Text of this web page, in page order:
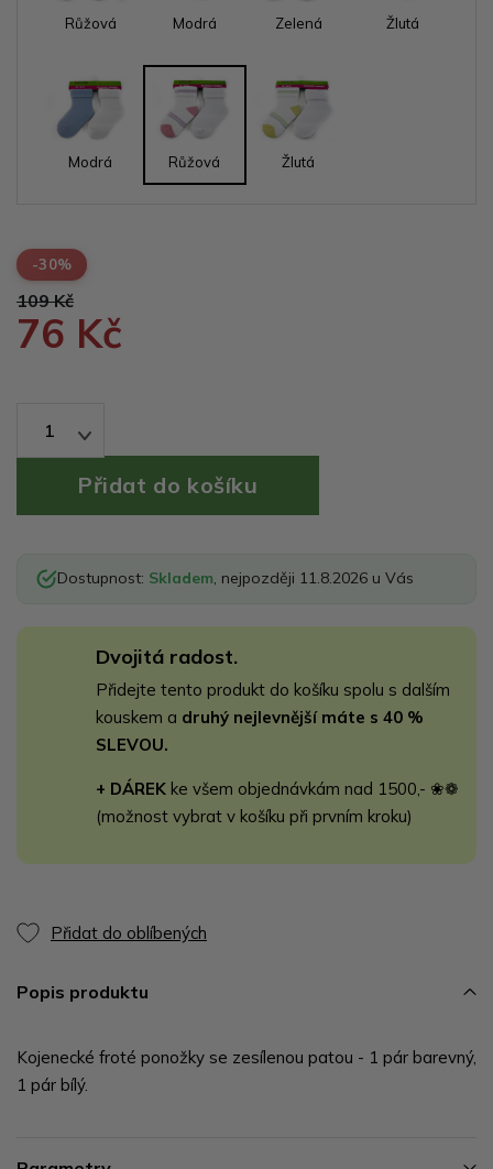
Růžová Modrá Zelená Žlutá
Modrá Růžová Žlutá
-30%
109 Kč
76 Kč
1
Dostupnost: Skladem, nejpozději 11.8.2026 u Vás
Dvojitá radost.
Přidejte tento produkt do košíku spolu s dalším
kouskem a druhý nejlevnější máte s 40 %
SLEVOU.
+ DÁREK ke všem objednávkám nad 1500,- ❀❁
(možnost vybrat v košíku při prvním kroku)
Přidat do oblíbených
Popis produktu
Kojenecké froté ponožky se zesílenou patou - 1 pár barevný,
1 pár bílý.